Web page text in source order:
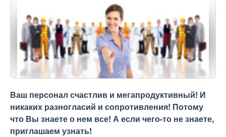
Ваш персонал счастлив и мегапродуктивный! И
никаких разногласий и сопротивления! Потому
что Вы знаете о нем все! А если чего-то не знаете,
приглашаем узнать!